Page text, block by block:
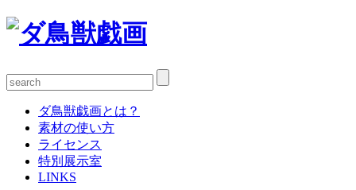
ダ鳥獣戯画とは？
素材の使い方
ライセンス
特別展示室
LINKS